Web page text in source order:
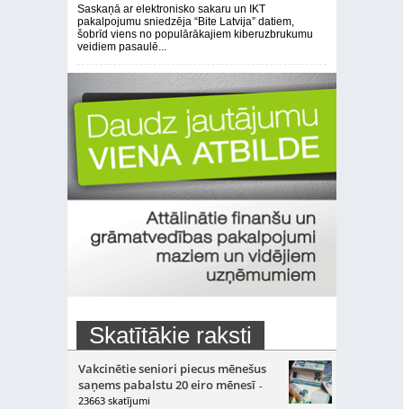
Saskaņā ar elektronisko sakaru un IKT
pakalpojumu sniedzēja “Bite Latvija” datiem,
šobrīd viens no populārākajiem kiberuzbrukumu
veidiem pasaulē...
Skatītākie raksti
Vakcinētie seniori piecus mēnešus
saņems pabalstu 20 eiro mēnesī -
23663 skatījumi